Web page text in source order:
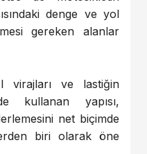
denge ve yol
gereken alanlar
virajları ve lastiğin
kullanan yapısı,
net biçimde
biri olarak öne